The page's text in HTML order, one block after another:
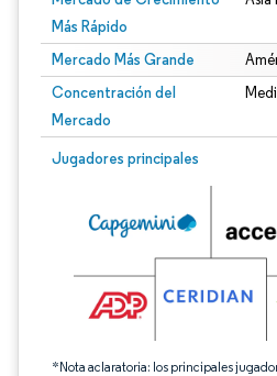
Más Rápido
Mercado Más Grande
Concentración del
Mercado
Jugadores principales
*Nota aclaratoria: los principales
Imagen © Mordor Intelligence. El uso